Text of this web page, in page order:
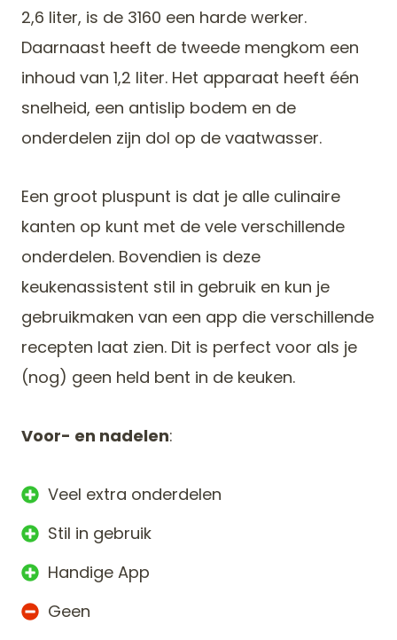
2,6 liter, is de 3160 een harde werker.
Daarnaast heeft de tweede mengkom een
inhoud van 1,2 liter. Het apparaat heeft één
snelheid, een antislip bodem en de
onderdelen zijn dol op de vaatwasser.
Een groot pluspunt is dat je alle culinaire
kanten op kunt met de vele verschillende
onderdelen. Bovendien is deze
keukenassistent stil in gebruik en kun je
gebruikmaken van een app die verschillende
recepten laat zien. Dit is perfect voor als je
(nog) geen held bent in de keuken.
Voor- en nadelen:
Veel extra onderdelen
Stil in gebruik
Handige App
Geen